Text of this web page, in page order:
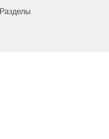
Разделы